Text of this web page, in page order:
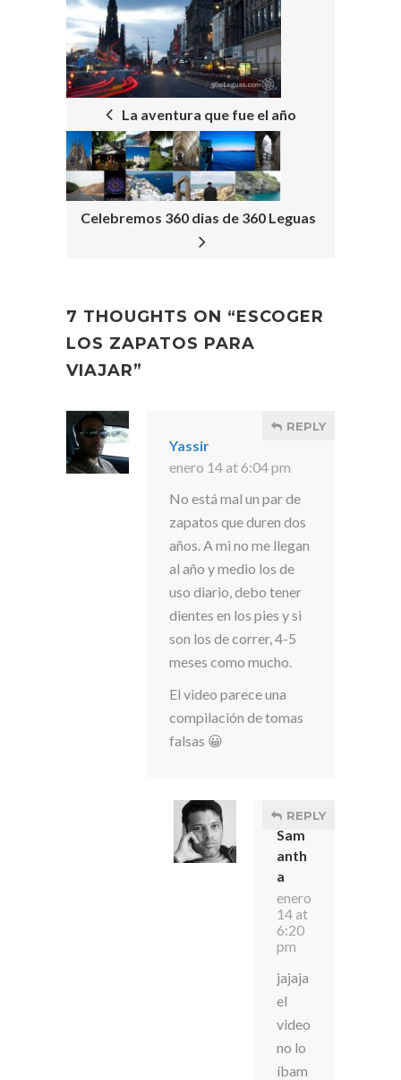
POST
NAVIGATION
La aventura que fue el año
Celebremos 360 dias de 360 Leguas
7 THOUGHTS ON “ESCOGER
LOS ZAPATOS PARA
VIAJAR”
Yassir
enero 14 at 6:04 pm
REPLY
No está mal un par de
zapatos que duren dos
años. A mi no me llegan
al año y medio los de
uso diario, debo tener
dientes en los pies y si
son los de correr, 4-5
meses como mucho.
El video parece una
compilación de tomas
falsas 😀
Sam
anth
a
enero
14 at
6:20
pm
REPLY
jajaja
el
video
no lo
íbam